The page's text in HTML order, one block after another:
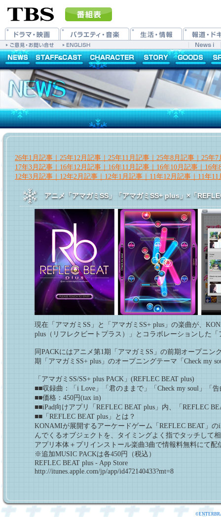
26年1月記事｜ 25年12月記事｜ 25年11月記事｜ 25年8月記事｜ 25年
17年3月記事｜ 16年12月記事｜ 16年11月記事｜ 16年10月記事｜ 16年
12年3月記事｜ 12年2月記事｜ 12年1月記事｜ 11年12月記事｜ 11年
アニメ「アマガミSS」「アマガミSS+ plus」×「
現在「アマガミSS」と「アマガミSS+ plus」の楽曲が、
plus（リフレクビートプラス）」とコラボレーションした「
同PACKにはアニメ第1期「アマガミSS」の前期オープニ
期「アマガミSS+ plus」のオープニングテーマ「Check my
「アマガミSS/SS+ plus PACK」(REFLEC BEAT plus)
■■収録曲：「i Love」「君のままで」「Check my soul」「
■■価格：450円(tax in)
■■iPad向けアプリ「REFLEC BEAT plus」内、「REFLEC
■■「REFLEC BEAT plus」とは？
KONAMIが展開するアーケードゲーム「REFLEC BEAT」
んでくるオブジェクトを、タイミングよく指でタッチして
アプリ本体＋プリインストール楽曲3曲で情報料無料にて配
※追加MUSIC PACKは各450円（税込）
REFLEC BEAT plus - App Store
http://itunes.apple.com/jp/app/id472140433?mt=8